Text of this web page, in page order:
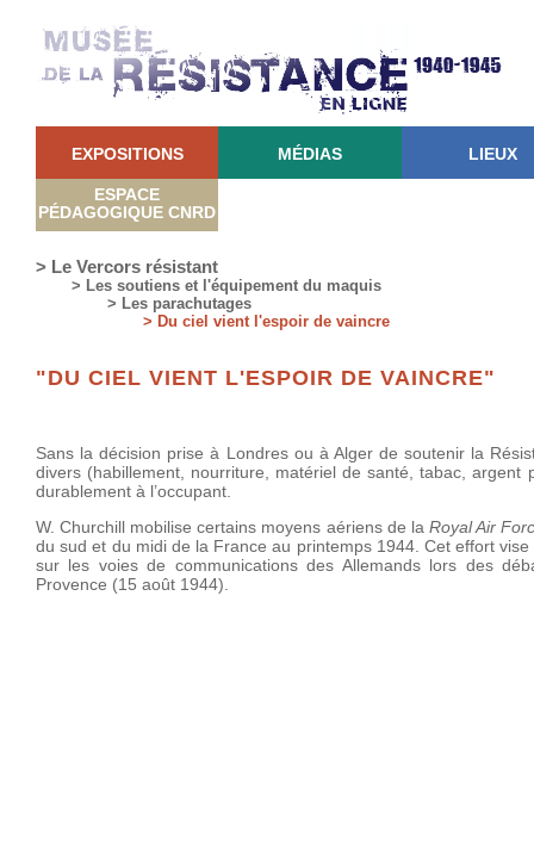
EXPOSITIONS MÉDIAS LIEUX
ESPACE
PÉDAGOGIQUE CNRD
> Le Vercors résistant
> Les soutiens et l'équipement du maquis
> Les parachutages
> Du ciel vient l'espoir de vaincre
"DU CIEL VIENT L'ESPOIR DE VAINCRE"
Sans la décision prise à Londres ou à Alger de soutenir la
divers (habillement, nourriture, matériel de santé, tabac, argent
durablement à l’occupant.
W. Churchill mobilise certains moyens aériens de la Royal Air
du sud et du midi de la France au printemps 1944. Cet effort
sur les voies de communications des Allemands lors des
Provence (15 août 1944).